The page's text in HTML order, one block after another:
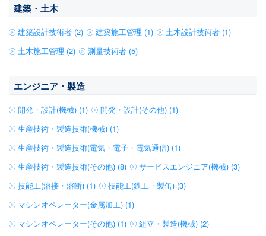
建築・土木
建築設計技術者 (2) 建築施工管理 (1)
土木設計技術者 (1)
土木施工管理 (2)
測量技術者 (5)
エンジニア・製造
開発・設計(機械) (1)
開発・設計(その他) (1)
生産技術・製造技術(機械) (1)
生産技術・製造技術(電気・電子・電気通信) (1)
生産技術・製造技術(その他) (8)
サービスエンジニア(機械) (3)
技能工(溶接・溶断) (1)
技能工(鉄工・製缶) (3)
マシンオペレーター(金属加工) (1)
マシンオペレーター(その他) (1)
組立・製造(機械) (2)